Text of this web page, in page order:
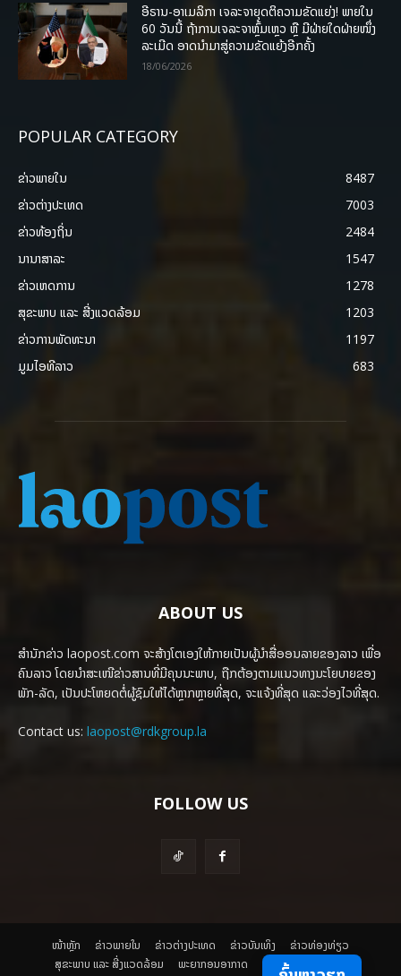
ອີຣານ-ອາເມລິກາ ເຈລະຈາຍຸດຕິຄວາມຂັດແຍ່ງ! ພາຍໃນ
60 ວັນນີ້ ຖ້າການເຈລະຈາຫຼົ້ມເຫຼວ ຫຼື ມີຝ່າຍໃດຝ່າຍໜຶ່ງ
ລະເມີດ ອາດນໍາມາສູ່ຄວາມຂັດແຍ້ງອີກຄັ້ງ
18/06/2026
POPULAR CATEGORY
ຂ່າວພາຍ​ໃນ
8487
ຂ່າວຕ່າງປະເທດ
7003
ຂ່າວທ້ອງຖິ່ນ
2484
ນານາສາລະ
1547
ຂ່າວເຫດການ
1278
ສຸຂະພາບ ແລະ ສີ່ງແວດລ້ອມ
1203
ຂ່າວການພັດທະນາ
1197
ມູມໄອທີລາວ
683
ABOUT US
ສຳນັກຂ່າວ laopost.com ຈະສ້າງໂຕເອງໃຫ້ກາຍເປັນຜູ້ນຳສື່ອອນລາຍຂອງລາວ ເພື່ອ
ຄົນລາວ ໂດຍນຳສະເໜີຂ່າວສານທີ່ມີຄຸນນະພາບ, ຖືກຕ້ອງຕາມແນວທາງນະໂຍບາຍຂອງ
ພັກ-ລັດ, ເປັນປະໂຫຍດຕໍ່ຜູ້ຊົມໃຫ້ໄດ້ຫຼາກຫຼາຍທີ່ສຸດ, ຈະແຈ້ງທີ່ສຸດ ແລະວ່ອງໄວທີ່ສຸດ.
Contact us: laopost@rdkgroup.la
FOLLOW US
ໜ້າຫຼັກ ຂ່າວພາຍ​ໃນ ຂ່າວຕ່າງປະເທດ ​ຂ່າວບັນເທິງ
​ຂ່າວທ່ອງທ່ຽວ
ສຸຂະພາບ ແລະ ສີ່ງແວດລ້ອມ
ພະຍາກອນອາກາດ